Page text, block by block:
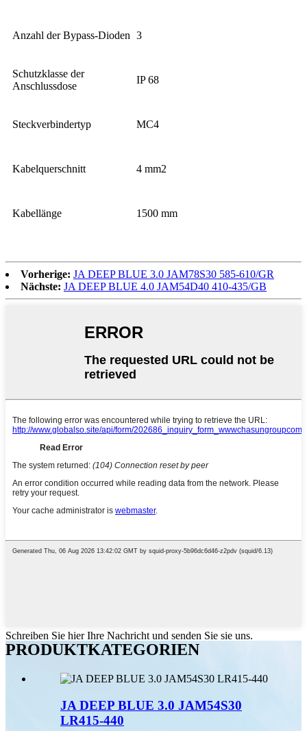
Anzahl der Bypass-Dioden 3
Schutzklasse der
Anschlussdose
IP 68
Steckverbindertyp MC4
Kabelquerschnitt 4 mm2
Kabellänge 1500 mm
Vorherige: JA DEEP BLUE 3.0 JAM78S30 585-610/GR
Nächste: JA DEEP BLUE 4.0 JAM54D40 410-435/GB
Schreiben Sie hier Ihre Nachricht und senden Sie sie uns.
PRODUKTKATEGORIEN
JA DEEP BLUE 3.0 JAM54S30
LR415-440